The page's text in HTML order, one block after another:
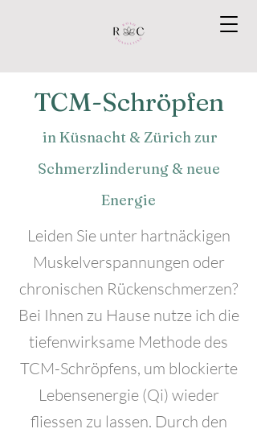
TCM-Schröpfen
in Küsnacht & Zürich zur
Schmerzlinderung & neue
Energie
Leiden Sie unter hartnäckigen
Muskelverspannungen oder
chronischen Rückenschmerzen?
Bei Ihnen zu Hause nutze ich die
tiefenwirksame Methode des
TCM-Schröpfens, um blockierte
Lebensenergie (Qi) wieder
fliessen zu lassen. Durch den